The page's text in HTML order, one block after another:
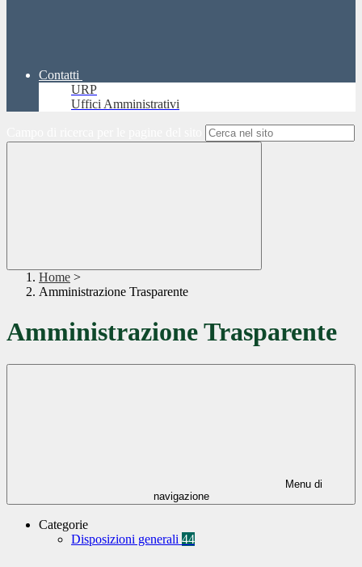
Contatti
URP
Uffici Amministrativi
Home >
Amministrazione Trasparente
Amministrazione Trasparente
Menu di
navigazione
Categorie
Disposizioni generali 44